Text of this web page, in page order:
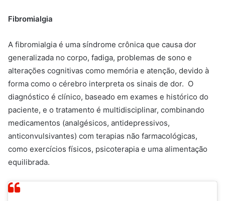
Fibromialgia
A fibromialgia é uma síndrome crônica que causa dor
generalizada no corpo, fadiga, problemas de sono e
alterações cognitivas como memória e atenção, devido à
forma como o cérebro interpreta os sinais de dor. O
diagnóstico é clínico, baseado em exames e histórico do
paciente, e o tratamento é multidisciplinar, combinando
medicamentos (analgésicos, antidepressivos,
anticonvulsivantes) com terapias não farmacológicas,
como exercícios físicos, psicoterapia e uma alimentação
equilibrada.